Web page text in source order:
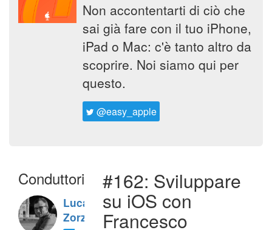
Non accontentarti di ciò che
sai già fare con il tuo iPhone,
iPad o Mac: c'è tanto altro da
scoprire. Noi siamo qui per
questo.
@easy_apple
Conduttori
Luca
Zorzi
#162: Sviluppare
su iOS con
Francesco